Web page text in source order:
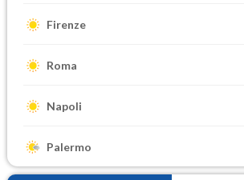
Firenze
Roma
Napoli
Palermo